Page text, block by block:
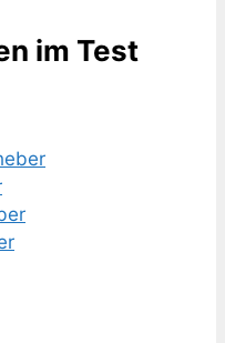
im Test